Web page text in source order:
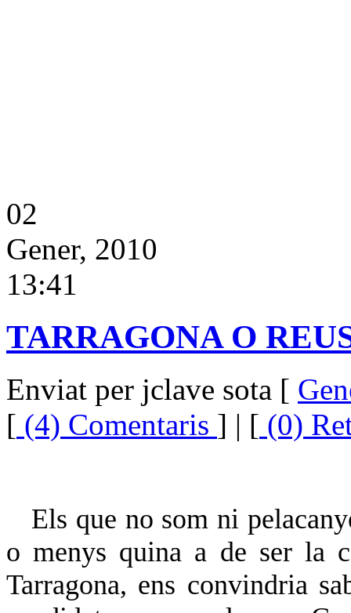
02
Gener, 2010
13:41
TARRAGONA O
Enviat per jclave sota [
[ (4) Comentaris ] | [ (0)
Els que no som ni
o menys quina a de ser la
Tarragona, ens convindria